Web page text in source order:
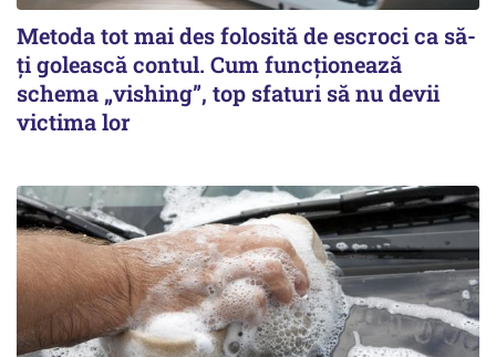
Metoda tot mai des folosită de escroci ca să-
ți golească contul. Cum funcționează
schema „vishing”, top sfaturi să nu devii
victima lor